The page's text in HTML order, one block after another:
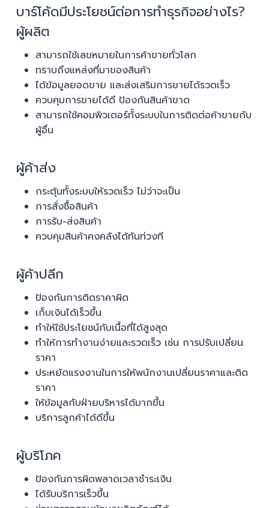
บาร์โค้ดมีประโยชน์ต่อการทำธุรกิจอย่างไร?
ผู้ผลิต
สามารถใช้เลขหมายในการค้าขายทั่วโลก
ทราบถึงแหล่งที่มาของสินค้า
ได้ข้อมูลยอดขาย และส่งเสริมการขายได้รวดเร็ว
ควบคุมการขายได้ดี ป้องกันสินค้าขาด
สามารถใช้คอมพิวเตอร์ทั้งระบบในการติดต่อค้าขายกับ
ผู้อื่น
ผู้ค้าส่ง
กระตุ้นทั้งระบบให้รวดเร็ว ไม่ว่าจะเป็น
การสั่งซื้อสินค้า
การรับ-ส่งสินค้า
ควบคุมสินค้าคงคลังได้ทันท่วงที
ผู้ค้าปลีก
ป้องกันการติดราคาผิด
เก็บเงินได้เร็วขึ้น
ทำให้ใช้ประโยชน์กับเนื้อที่ได้สูงสุด
ทำให้การทำงานง่ายและรวดเร็ว เช่น การปรับเปลี่ยน
ราคา
ประหยัดแรงงานในการให้พนักงานเปลี่ยนราคาและติด
ราคา
ให้ข้อมูลกับฝ่ายบริหารได้มากขึ้น
บริการลูกค้าได้ดีขึ้น
ผู้บริโภค
ป้องกันการผิดพลาดเวลาชำระเงิน
ได้รับบริการเร็วขึ้น